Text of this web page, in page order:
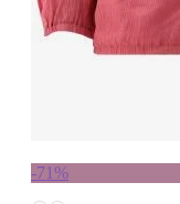
-71%